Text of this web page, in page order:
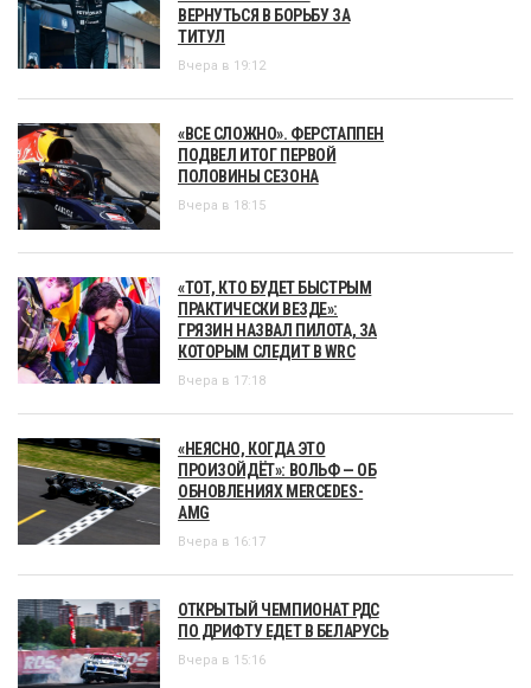
ВЕРНУТЬСЯ В БОРЬБУ ЗА
ТИТУЛ
Вчера в 19:12
«ВСЕ СЛОЖНО». ФЕРСТАППЕН
ПОДВЕЛ ИТОГ ПЕРВОЙ
ПОЛОВИНЫ СЕЗОНА
Вчера в 18:15
«ТОТ, КТО БУДЕТ БЫСТРЫМ
ПРАКТИЧЕСКИ ВЕЗДЕ»:
ГРЯЗИН НАЗВАЛ ПИЛОТА, ЗА
КОТОРЫМ СЛЕДИТ В WRC
Вчера в 17:18
«НЕЯСНО, КОГДА ЭТО
ПРОИЗОЙДЁТ»: ВОЛЬФ — ОБ
ОБНОВЛЕНИЯХ MERCEDES-
AMG
Вчера в 16:17
ОТКРЫТЫЙ ЧЕМПИОНАТ РДС
ПО ДРИФТУ ЕДЕТ В БЕЛАРУСЬ
Вчера в 15:16